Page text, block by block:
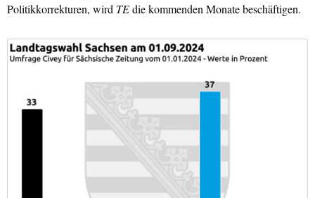
Politikkorrekturen, wird TEdie kommenden Monate beschäftigen.